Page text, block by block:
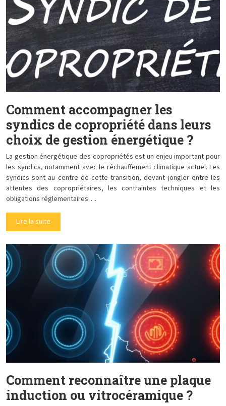
Comment accompagner les
syndics de copropriété dans leurs
choix de gestion énergétique ?
La gestion énergétique des copropriétés est un enjeu important pour
les syndics, notamment avec le réchauffement climatique actuel. Les
syndics sont au centre de cette transition, devant jongler entre les
attentes des copropriétaires, les contraintes techniques et les
obligations réglementaires….
Lire la suite
Comment reconnaître une plaque
induction ou vitrocéramique ?